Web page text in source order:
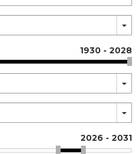
1930 - 2028
2026 - 2031